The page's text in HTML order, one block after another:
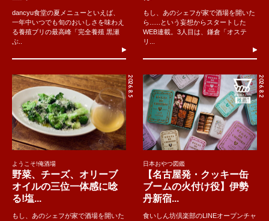
dancyu食堂の夏メニューといえば、
一年中いつでも旬のおいしさを味わえ
る養殖ブリの最高峰「完全養殖 黒瀬
ぶ..
もし、あのシェフが家で酒場を開いた
ら......という妄想からスタートした
WEB連載。3人目は、鎌倉「オステ
リ...
2026.8.5
ようこそ!俺酒場
野菜、チーズ、オリーブ
オイルの三位一体感に唸
る!塩...
もし、あのシェフが家で酒場を開いた
2026.8.2
日本おやつ図鑑
【名古屋発・クッキー缶
ブームの火付け役】伊勢
丹新宿...
食いしん坊倶楽部のLINEオープンチャ